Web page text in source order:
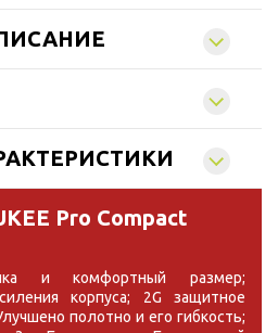
Pro Compact
и комфортный размер;
корпуса; 2G защитное
полотно и его гибкость;